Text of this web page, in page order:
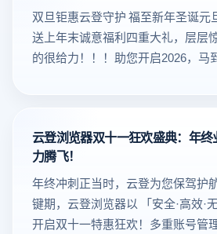
双旦钜惠云登守护 福至新年圣诞元
送上年末诚意福利四重大礼，层层
的很给力！！！助您开启2026，马
态家庭住宅满670-300优惠券1张活
享以下活动用户注册起3天内参加以
取永久免费10个环境（所有权益均
算）邀请1个团队成员5个成员（额
添加1条自有代理5个环境（额外）
云登浏览器双十一狂欢盛典：年
力腾飞！
年终冲刺正当时，云登为您保驾护
键期，云登浏览器以 「安全·高效·
开启双十一特惠狂欢！多重账号管